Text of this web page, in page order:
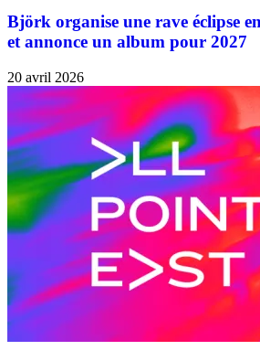
Björk organise une rave éclipse
et annonce un album pour 2027
20 avril 2026